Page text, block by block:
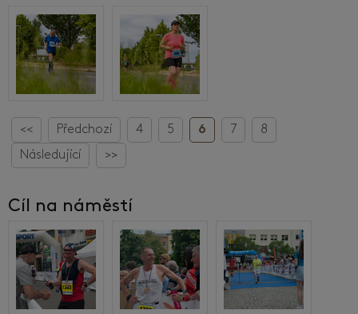
<< Předchozí 4 5 6 7
8
Následující
>>
Cíl na náměstí